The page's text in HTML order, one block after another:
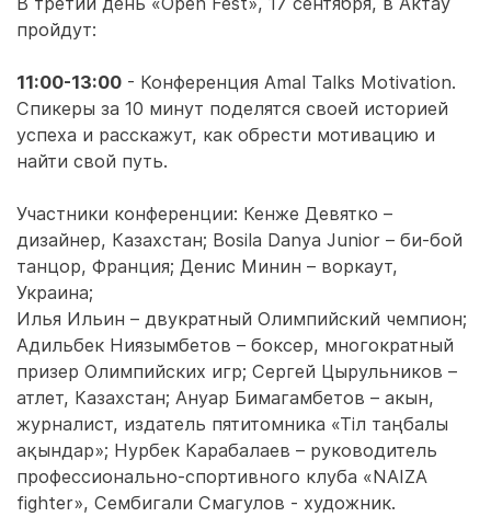
пройдут:
11:00-13:00 - Конференция Amal Talks Motivation.
Спикеры за 10 минут поделятся своей историей
успеха и расскажут, как обрести мотивацию и
найти свой путь.
Участники конференции: Кенже Девятко –
дизайнер, Казахстан; Bosila Danya Junior – би-бой
танцор, Франция; Денис Минин – воркаут,
Украина;
Илья Ильин – двукратный Олимпийский чемпион;
Адильбек Ниязымбетов – боксер, многократный
призер Олимпийских игр; Сергей Цырульников –
атлет, Казахстан; Ануар Бимагамбетов – акын,
журналист, издатель пятитомника «Тіл таңбалы
ақындар»; Нурбек Карабалаев – руководитель
профессионально-спортивного клуба «NAIZA
fighter», Сембигали Смагулов - художник.